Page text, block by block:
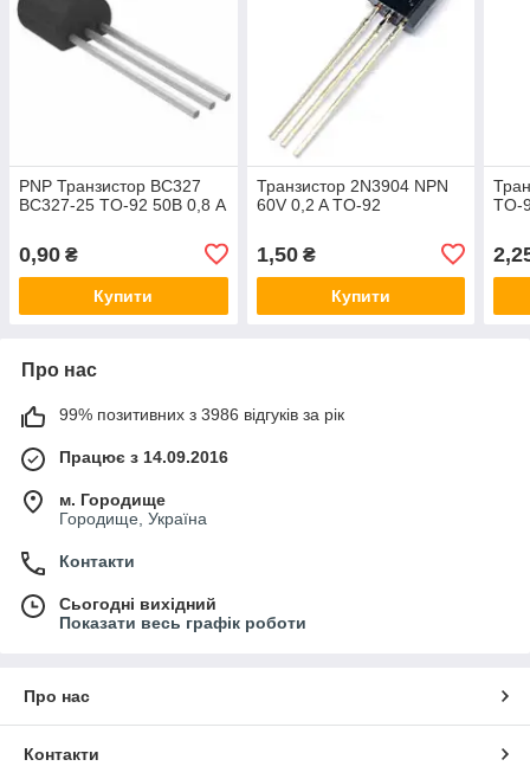
PNP Транзистор BC327
BC327-25 TO-92 50В 0,8 А
0,90 ₴
Купити
Транзистор 2N3904 NPN
60V 0,2 A TO-92
1,50₴
Купити
TO-
Про нас
99% позитивних з 3986 відгуків за рік
Працює з 14.09.2016
м. Городище
Городище, Україна
Контакти
Сьогодні вихідний
Показати весь графік роботи
Про нас
Контакти